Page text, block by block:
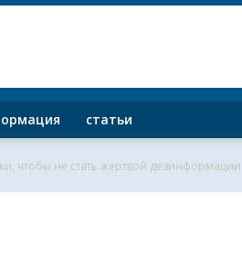
статьи
чтобы не стать жертвой дезинформации